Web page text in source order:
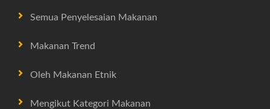
Semua Penyelesaian Makanan
Makanan Trend
Oleh Makanan Etnik
Mengikut Kategori Makanan